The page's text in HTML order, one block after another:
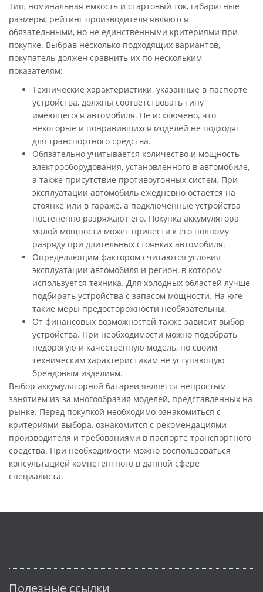
Тип, номинальная емкость и стартовый ток, габаритные
размеры, рейтинг производителя являются
обязательными, но не единственными критериями при
покупке. Выбрав несколько подходящих вариантов,
покупатель должен сравнить их по нескольким
показателям:
Технические характеристики, указанные в паспорте
устройства, должны соответствовать типу
имеющегося автомобиля. Не исключено, что
некоторые и понравившихся моделей не подходят
для транспортного средства.
Обязательно учитывается количество и мощность
электрооборудования, установленного в автомобиле,
а также присутствие противоугонных систем. При
эксплуатации автомобиль ежедневно остается на
стоянке или в гараже, а подключенные устройства
постепенно разряжают его. Покупка аккумулятора
малой мощности может привести к его полному
разряду при длительных стоянках автомобиля.
Определяющим фактором считаются условия
эксплуатации автомобиля и регион, в котором
используется техника. Для холодных областей лучше
подбирать устройства с запасом мощности. На юге
такие меры предосторожности необязательны.
От финансовых возможностей также зависит выбор
устройства. При необходимости можно подобрать
недорогую и качественную модель, по своим
техническим характеристикам не уступающую
брендовым изделиям.
Выбор аккумуляторной батареи является непростым
занятием из-за многообразия моделей, представленных на
рынке. Перед покупкой необходимо ознакомиться с
критериями выбора, ознакомится с рекомендациями
производителя и требованиями в паспорте транспортного
средства. При необходимости можно воспользоваться
консультацией компетентного в данной сфере
специалиста.
Полезные ссылки